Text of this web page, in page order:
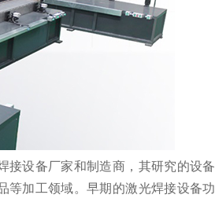
接设备厂家和制造商，其研究的设备
等加工领域。早期的激光焊接设备功